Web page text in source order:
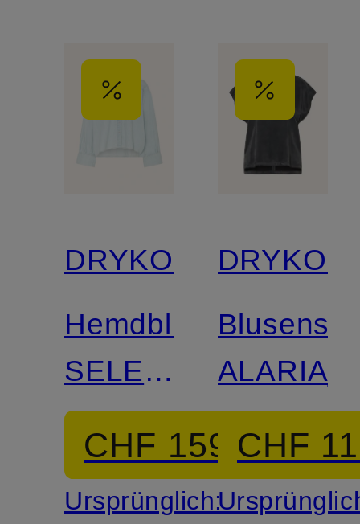
DRYKORN
Hemdbluse
SELENI
in
Jeansoptik
CHF 159
Ursprünglich:
CHF